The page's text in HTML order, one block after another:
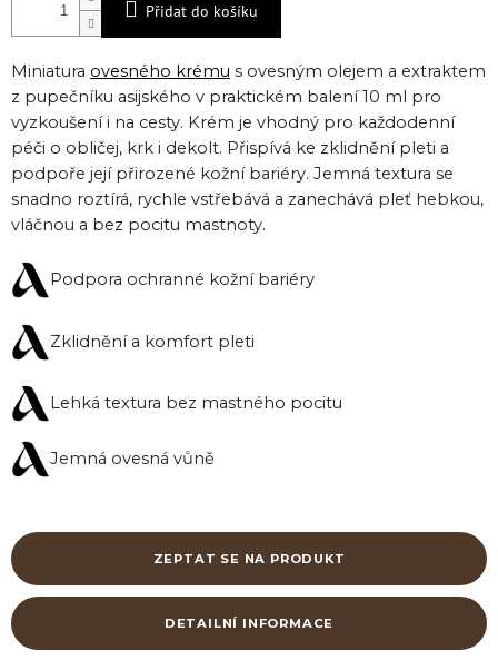
Přidat do košíku
Miniatura ovesného krému s ovesným olejem a extraktem
z pupečníku asijského v praktickém balení 10 ml pro
vyzkoušení i na cesty. Krém je vhodný pro každodenní
péči o obličej, krk i dekolt. Přispívá ke zklidnění pleti a
podpoře její přirozené kožní bariéry. Jemná textura se
snadno roztírá, rychle vstřebává a zanechává pleť hebkou,
vláčnou a bez pocitu mastnoty.
Podpora ochranné kožní bariéry
Zklidnění a komfort pleti
Lehká textura bez mastného pocitu
Jemná ovesná vůně
ZEPTAT SE NA PRODUKT
DETAILNÍ INFORMACE